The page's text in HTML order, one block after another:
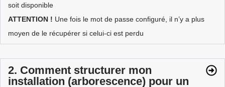
soit disponible
ATTENTION ! Une fois le mot de passe configuré, il n’y a plus
moyen de le récupérer si celui-ci est perdu
2. Comment structurer mon
installation (arborescence) pour un